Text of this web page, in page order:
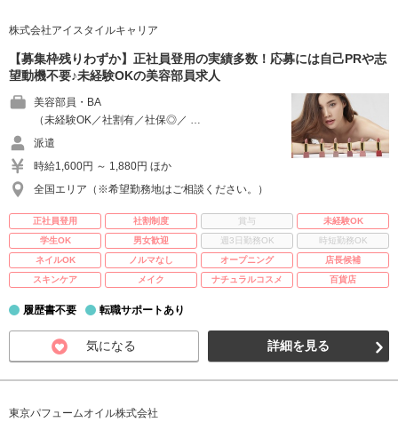
株式会社アイスタイルキャリア
【募集枠残りわずか】正社員登用の実績多数！応募には自己PRや志
望動機不要♪未経験OKの美容部員求人
美容部員・BA
（未経験OK／社割有／社保◎／ …
派遣
時給1,600円 ～ 1,880円 ほか
全国エリア（※希望勤務地はご相談ください。）
正社員登用 社割制度 賞与
未経験OK
学生OK
男女歓迎 週3日勤務OK
時短勤務OK
ネイルOK
ノルマなし オープニング
店長候補
スキンケア
メイク ナチュラルコスメ 百貨店
履歴書不要 転職サポートあり
気になる 詳細を見る
東京パフュームオイル株式会社